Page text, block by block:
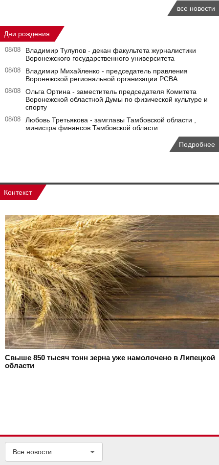
все новости
Дни рождения
08/08
Владимир Тулупов - декан факультета журналистики
Воронежского государственного университета
08/08
Владимир Михайленко - председатель правления
Воронежской региональной организации РСВА
08/08
Ольга Ортина - заместитель председателя Комитета
Воронежской областной Думы по физической культуре и
спорту
08/08
Любовь Третьякова - замглавы Тамбовской области ,
министра финансов Тамбовской области
Подробнее
Контекст
Свыше 850 тысяч тонн зерна уже намолочено в Липецкой
области
Все новости